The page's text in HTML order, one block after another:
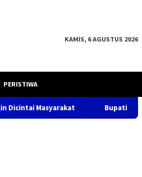
KAMIS, 6 AGUSTUS 2026
PERISTIWA
Bupati OKU H .Teddy